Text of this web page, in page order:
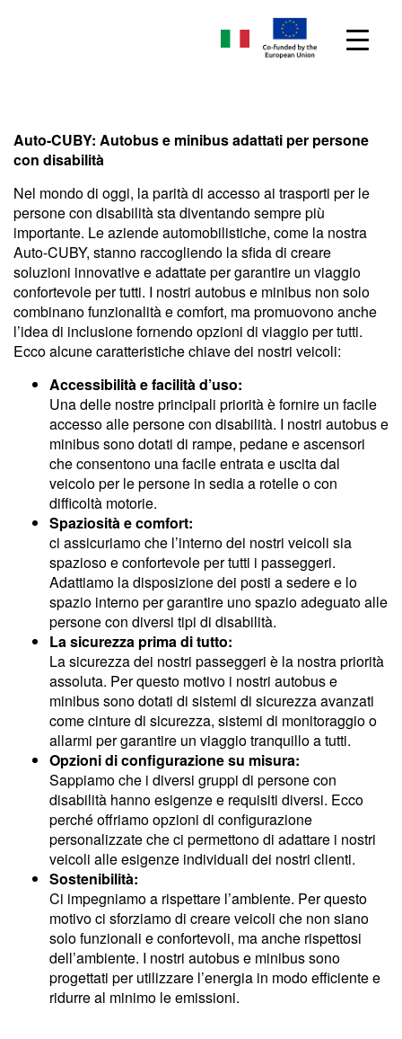
Auto-CUBY: Autobus e minibus adattati per persone
con disabilità
Nel mondo di oggi, la parità di accesso ai trasporti per le
persone con disabilità sta diventando sempre più
importante. Le aziende automobilistiche, come la nostra
Auto-CUBY, stanno raccogliendo la sfida di creare
soluzioni innovative e adattate per garantire un viaggio
confortevole per tutti. I nostri autobus e minibus non solo
combinano funzionalità e comfort, ma promuovono anche
l’idea di inclusione fornendo opzioni di viaggio per tutti.
Ecco alcune caratteristiche chiave dei nostri veicoli:
Accessibilità e facilità d’uso:
Una delle nostre principali priorità è fornire un facile
accesso alle persone con disabilità. I nostri autobus e
minibus sono dotati di rampe, pedane e ascensori
che consentono una facile entrata e uscita dal
veicolo per le persone in sedia a rotelle o con
difficoltà motorie.
Spaziosità e comfort:
ci assicuriamo che l’interno dei nostri veicoli sia
spazioso e confortevole per tutti i passeggeri.
Adattiamo la disposizione dei posti a sedere e lo
spazio interno per garantire uno spazio adeguato alle
persone con diversi tipi di disabilità.
La sicurezza prima di tutto:
La sicurezza dei nostri passeggeri è la nostra priorità
assoluta. Per questo motivo i nostri autobus e
minibus sono dotati di sistemi di sicurezza avanzati
come cinture di sicurezza, sistemi di monitoraggio o
allarmi per garantire un viaggio tranquillo a tutti.
Opzioni di configurazione su misura:
Sappiamo che i diversi gruppi di persone con
disabilità hanno esigenze e requisiti diversi. Ecco
perché offriamo opzioni di configurazione
personalizzate che ci permettono di adattare i nostri
veicoli alle esigenze individuali dei nostri clienti.
Sostenibilità:
Ci impegniamo a rispettare l’ambiente. Per questo
motivo ci sforziamo di creare veicoli che non siano
solo funzionali e confortevoli, ma anche rispettosi
dell’ambiente. I nostri autobus e minibus sono
progettati per utilizzare l’energia in modo efficiente e
ridurre al minimo le emissioni.